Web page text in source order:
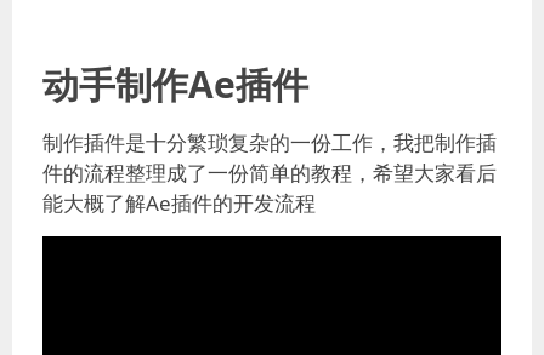
动手制作Ae插件
制作插件是十分繁琐复杂的一份工作，我把制作插
件的流程整理成了一份简单的教程，希望大家看后
能大概了解Ae插件的开发流程